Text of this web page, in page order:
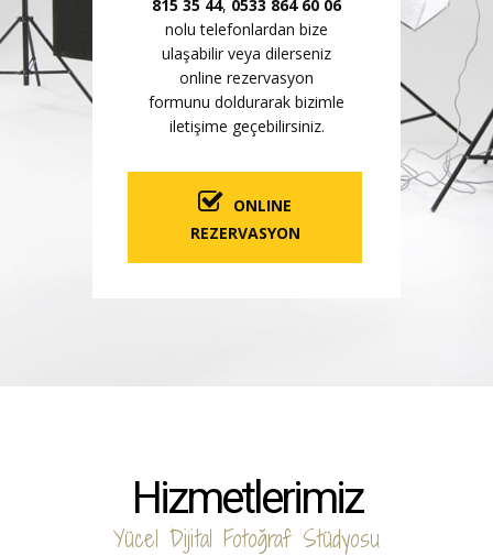
815 35 44, 0533 864 60 06
nolu telefonlardan bize
ulaşabilir veya dilerseniz
online rezervasyon
formunu doldurarak bizimle
iletişime geçebilirsiniz.
ONLINE
REZERVASYON
Hizmetlerimiz
Yücel Dijital Fotoğraf Stüdyosu